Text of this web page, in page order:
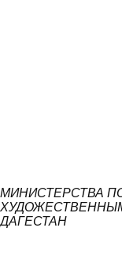
МИНИСТЕРСТВА
ДАГЕСТАН